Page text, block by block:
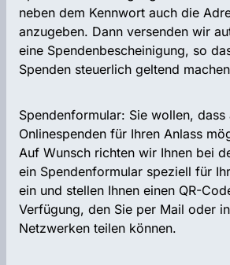
neben dem Kennwort auch die
anzugeben. Dann versenden wir
eine Spendenbescheinigung, so
Spenden steuerlich geltend
Spendenformular: Sie wollen, dass
Onlinespenden für Ihren Anlass
Auf Wunsch richten wir Ihnen bei
ein Spendenformular speziell für
ein und stellen Ihnen einen QR-
Verfügung, den Sie per Mail oder
Netzwerken teilen können.